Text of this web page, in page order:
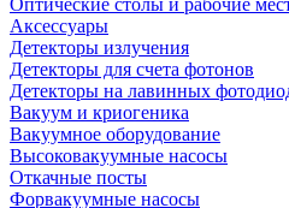
Оптические столы и рабочие
Аксессуары
Детекторы излучения
Детекторы для счета фотонов
Детекторы на лавинных
Вакуум и криогеника
Вакуумное оборудование
Высоковакуумные насосы
Откачные посты
Форвакуумные насосы